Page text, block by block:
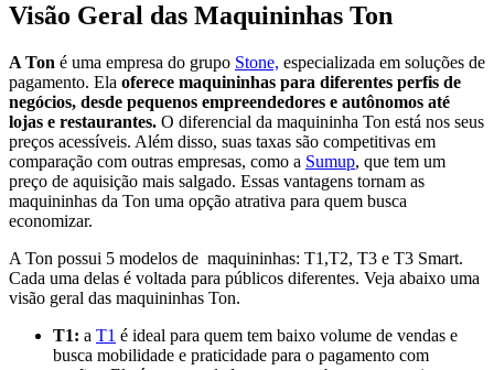
Visão Geral das Maquininhas Ton
A Ton é uma empresa do grupo Stone, especializada em soluções de
pagamento. Ela oferece maquininhas para diferentes perfis de
negócios, desde pequenos empreendedores e autônomos até
lojas e restaurantes. O diferencial da maquininha Ton está nos seus
preços acessíveis. Além disso, suas taxas são competitivas em
comparação com outras empresas, como a Sumup, que tem um
preço de aquisição mais salgado. Essas vantagens tornam as
maquininhas da Ton uma opção atrativa para quem busca
economizar.
A Ton possui 5 modelos de maquininhas: T1,T2, T3 e T3 Smart.
Cada uma delas é voltada para públicos diferentes. Veja abaixo uma
visão geral das maquininhas Ton.
T1: a T1 é ideal para quem tem baixo volume de vendas e
busca mobilidade e praticidade para o pagamento com